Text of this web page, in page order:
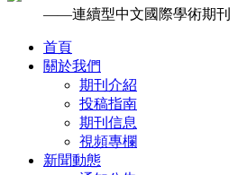
——連續型中文國際學術期刊
首頁
關於我們
期刊介紹
投稿指南
期刊信息
視頻專欄
新聞動態